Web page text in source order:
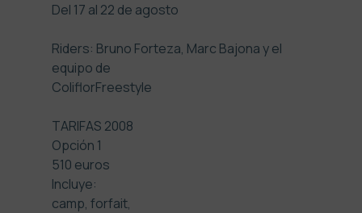
Del 17 al 22 de agosto
Riders: Bruno Forteza, Marc Bajona y el
equipo de
ColiflorFreestyle
TARIFAS 2008
Opción 1
510 euros
Incluye:
camp, forfait,